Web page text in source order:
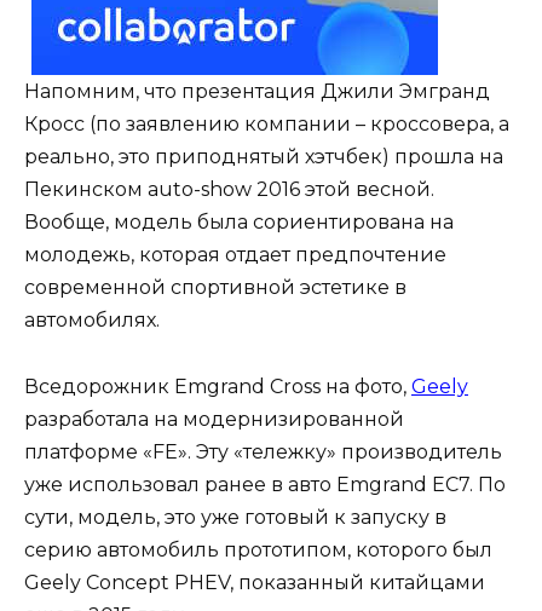
Напомним, что презентация Джили Эмгранд
Кросс (по заявлению компании – кроссовера, а
реально, это приподнятый хэтчбек) прошла на
Пекинском auto-show 2016 этой весной.
Вообще, модель была сориентирована на
молодежь, которая отдает предпочтение
современной спортивной эстетике в
автомобилях.
Вседорожник Emgrand Cross на фото, Geely
разработала на модернизированной
платформе «FE». Эту «тележку» производитель
уже использовал ранее в авто Emgrand EC7. По
сути, модель, это уже готовый к запуску в
серию автомобиль прототипом, которого был
Geely Concept PHEV, показанный китайцами